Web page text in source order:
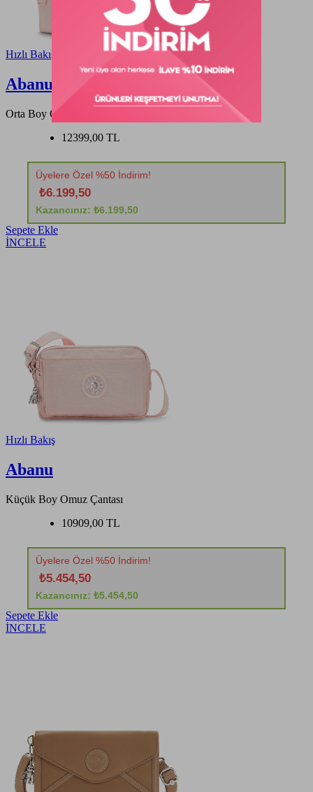
Hızlı Bakış
Abanu M
Orta Boy Omuz Çantası
12399,00 TL
Üyelere Özel %50 İndirim!
₺6.199,50
Kazancınız: ₺6.199,50
Sepete Ekle
İNCELE
Hızlı Bakış
Abanu
Küçük Boy Omuz Çantası
10909,00 TL
Üyelere Özel %50 İndirim!
₺5.454,50
Kazancınız: ₺5.454,50
Sepete Ekle
İNCELE